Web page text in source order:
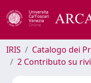
IRIS
Catalogo dei
2 Contributo su